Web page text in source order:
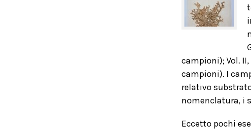
campioni); Vol.
campioni). I
relativo
nomenclatura, i
Eccetto pochi